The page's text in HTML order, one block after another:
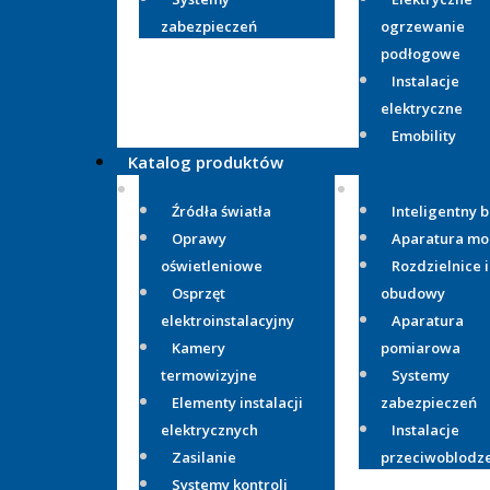
zabezpieczeń
ogrzewanie
podłogowe
Instalacje
elektryczne
Emobility
Katalog produktów
Źródła światła
Oprawy
oświetleniowe
Osprzęt
elektroinstalacyjny
Kamery
termowizyjne
Elementy instalacji
elektrycznych
Zasilanie
Systemy kontroli
Inteligentny
Aparatura
Rozdzielnice i
obudowy
Aparatura
pomiarowa
Systemy
zabezpieczeń
Instalacje